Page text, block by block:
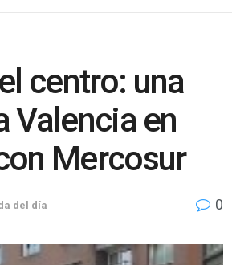
centro: una
Valencia en
Mercosur
del día 0